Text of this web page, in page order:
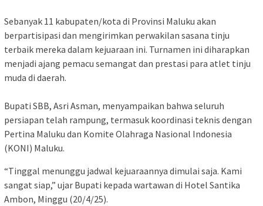
Sebanyak 11 kabupaten/kota di Provinsi Maluku akan
berpartisipasi dan mengirimkan perwakilan sasana tinju
terbaik mereka dalam kejuaraan ini. Turnamen ini diharapkan
menjadi ajang pemacu semangat dan prestasi para atlet tinju
muda di daerah.
Bupati SBB, Asri Asman, menyampaikan bahwa seluruh
persiapan telah rampung, termasuk koordinasi teknis dengan
Pertina Maluku dan Komite Olahraga Nasional Indonesia
(KONI) Maluku.
“Tinggal menunggu jadwal kejuaraannya dimulai saja. Kami
sangat siap,” ujar Bupati kepada wartawan di Hotel Santika
Ambon, Minggu (20/4/25).